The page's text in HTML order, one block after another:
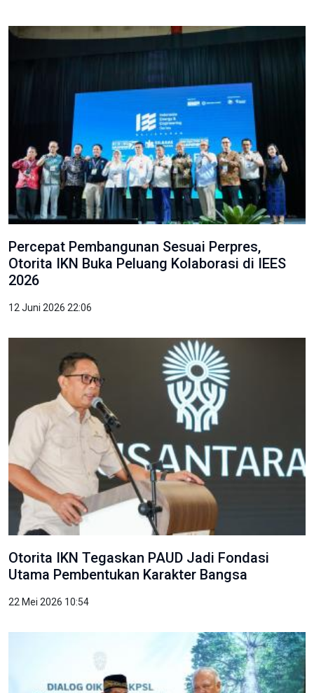
Percepat Pembangunan Sesuai Perpres,
Otorita IKN Buka Peluang Kolaborasi di IEES
2026
12 Juni 2026 22:06
Otorita IKN Tegaskan PAUD Jadi Fondasi
Utama Pembentukan Karakter Bangsa
22 Mei 2026 10:54